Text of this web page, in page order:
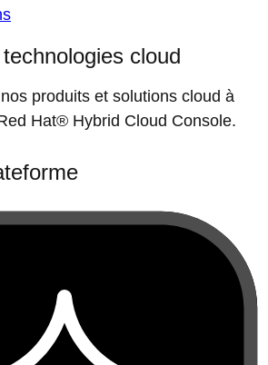
cloud
produits et solutions cloud à
Hat® Hybrid Cloud Console.